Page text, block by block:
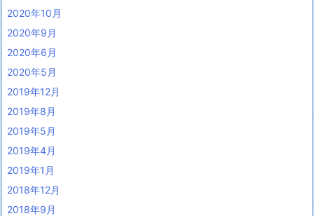
2020年10月
2020年9月
2020年6月
2020年5月
2019年12月
2019年8月
2019年5月
2019年4月
2019年1月
2018年12月
2018年9月